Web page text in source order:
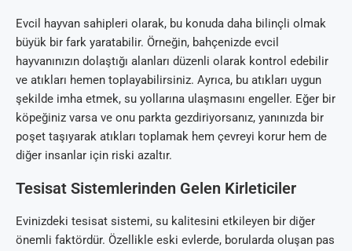
Evcil hayvan sahipleri olarak, bu konuda daha bilinçli olmak
büyük bir fark yaratabilir. Örneğin, bahçenizde evcil
hayvanınızın dolaştığı alanları düzenli olarak kontrol edebilir
ve atıkları hemen toplayabilirsiniz. Ayrıca, bu atıkları uygun
şekilde imha etmek, su yollarına ulaşmasını engeller. Eğer bir
köpeğiniz varsa ve onu parkta gezdiriyorsanız, yanınızda bir
poşet taşıyarak atıkları toplamak hem çevreyi korur hem de
diğer insanlar için riski azaltır.
Tesisat Sistemlerinden Gelen Kirleticiler
Evinizdeki tesisat sistemi, su kalitesini etkileyen bir diğer
önemli faktördür. Özellikle eski evlerde, borularda oluşan pas